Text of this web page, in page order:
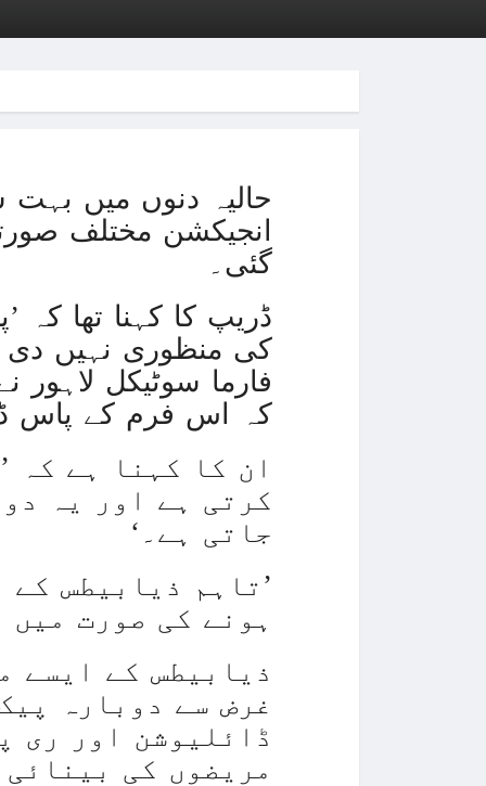
حالیہ دنوں میں
انجیکشن مختلف
گئی۔
ڈریپ کا کہنا تھا کہ
کی منظوری نہیں دی
فارما سوٹیکل
کہ اس فرم کے پاس
ان کا کہنا ہے کہ
کرتی ہے اور یہ
جاتی ہے۔‘
’تاہم ذیابیطس
ہونے کی صورت
ذیابیطس کے ایسے
غرض سے دوبارہ
ڈائلیوشن اور ری
مریضوں کی